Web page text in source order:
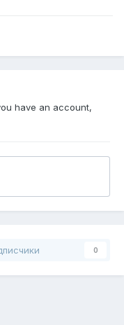
have an account,
0